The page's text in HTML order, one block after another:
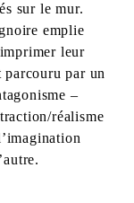
sur le mur.
emplie
leur
par un
–
réalisme